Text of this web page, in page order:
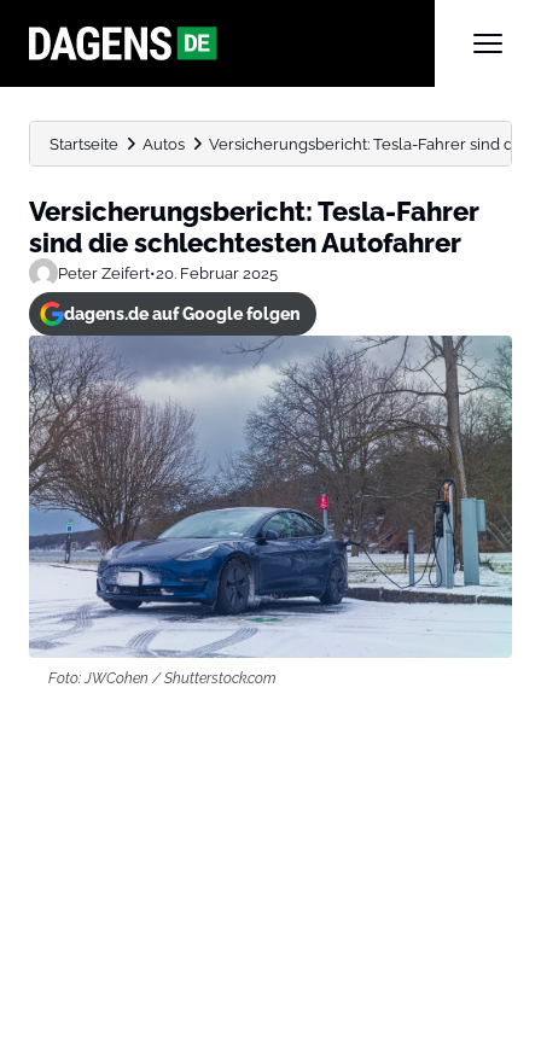
Startseite Autos Versicherungsbericht: Tesla-Fahrer sind die
Versicherungsbericht: Tesla-Fahrer
sind die schlechtesten Autofahrer
Peter Zeifert•20. Februar 2025
dagens.de auf Google folgen
Foto: JWCohen / Shutterstock.com